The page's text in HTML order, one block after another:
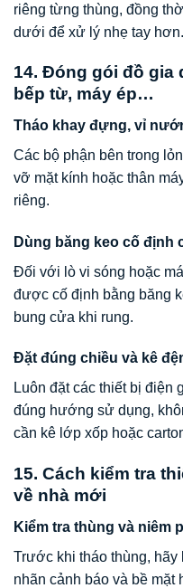
riêng từng thùng, đồng
dưới để xử lý nhẹ tay hơn.
14. Đóng gói đồ gia
bếp từ, máy ép…
Tháo khay đựng, vỉ
Các bộ phận bên trong
vỡ mặt kính hoặc thân
riêng.
Dùng băng keo cố định
Đối với lò vi sóng hoặc
được cố định bằng băng
bung cửa khi rung.
Đặt đúng chiều và kê
Luôn đặt các thiết bị điện
đúng hướng sử dụng,
cần kê lớp xốp hoặc
15. Cách kiểm tra
về nhà mới
Kiểm tra thùng và niêm
Trước khi tháo thùng, hãy
nhãn cảnh báo và bề mặt